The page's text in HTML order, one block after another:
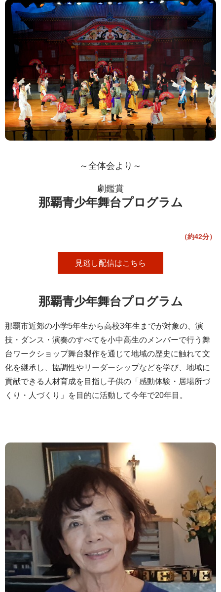
～全体会より～
劇鑑賞
那覇青少年舞台プログラム
（約42分）
見逃し配信はこちら
那覇青少年舞台プログラム
那覇市近郊の小学5年生から高校3年生までが対象の、演
技・ダンス・演奏のすべてを小中高生のメンバーで行う舞
台ワークショップ舞台製作を通じて地域の歴史に触れて文
化を継承し、協調性やリーダーシップなどを学び、地域に
貢献できる人材育成を目指し子供の「感動体験・居場所づ
くり・人づくり」を目的に活動して今年で20年目。